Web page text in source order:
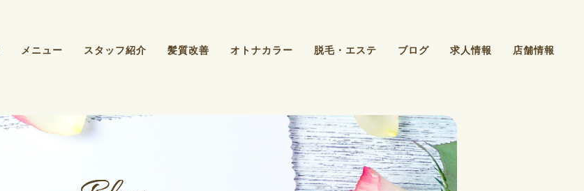
店舗情報
求人情報
ブログ
脱毛・エステ
オトナカラー
髪質改善
スタッフ紹介
メニュー